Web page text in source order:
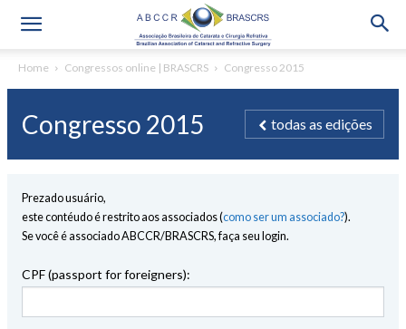
Home Congressos online | BRASCRS Congresso 2015
Congresso 2015 todas as edições
Prezado usuário,
este contéudo é restrito aos associados (como ser um associado?).
Se você é associado ABCCR/BRASCRS, faça seu login.
CPF (passport for foreigners):